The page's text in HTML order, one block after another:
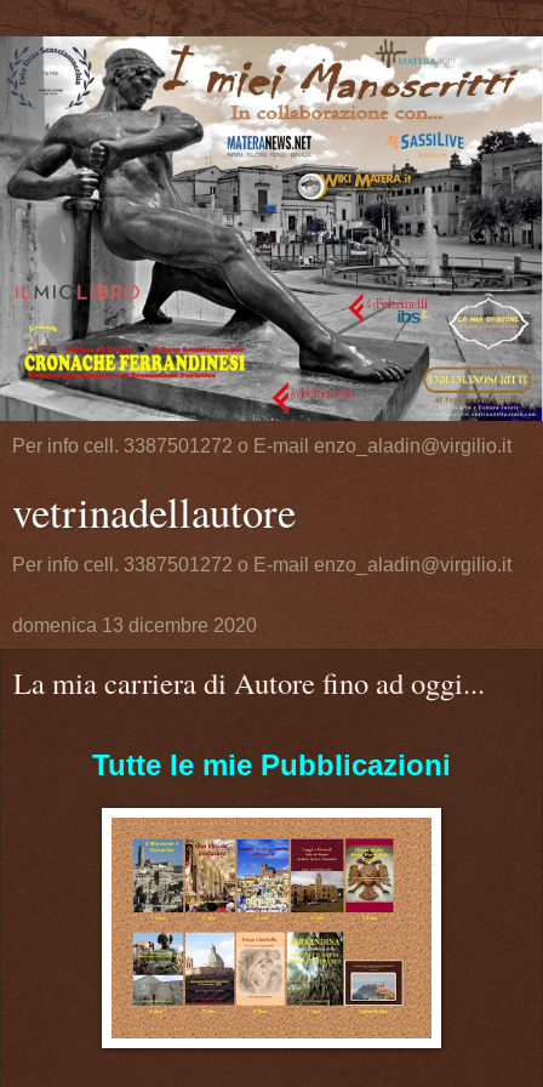
Per info cell. 3387501272 o E-mail enzo_aladin@virgilio.it
vetrinadellautore
Per info cell. 3387501272 o E-mail enzo_aladin@virgilio.it
domenica 13 dicembre 2020
La mia carriera di Autore fino ad oggi...
Tutte le mie Pubblicazioni